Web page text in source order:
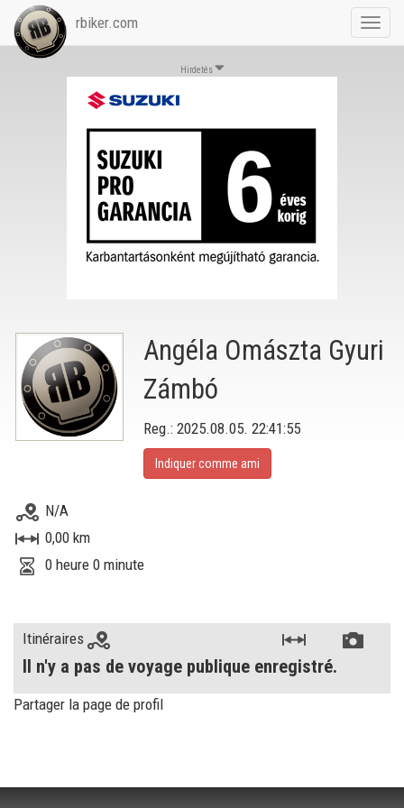
rbiker.com
Hirdetés
Angéla Omászta Gyuri
Zámbó
Reg.: 2025.08.05. 22:41:55
Indiquer comme ami
N/A
0,00 km
0 heure 0 minute
Itinéraires
Il n'y a pas de voyage publique enregistré.
Partager la page de profil